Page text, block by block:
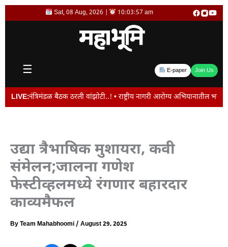
Skip
Sat, 08 Aug, 2026 | 10:03:57 am
☰ E-paper Join Us
LIVE:
बैठक ठरली वांझोटी..! • राष्ट्रीय नागरी आरोग्य अभियानातील भरती
उद्या त्रैभाषिक मुशायरा, कवी
संमेलन;जालना गणेश
फेस्टीव्हलमध्ये रंगणार बहारदार
काव्यमैफल
ByTeam Mahabhoomi/ August 29, 2025